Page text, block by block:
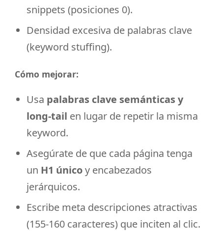
snippets (posiciones 0).
Densidad excesiva de palabras clave
(keyword stuffing).
Cómo mejorar:
Usa palabras clave semánticas y
long-tail en lugar de repetir la misma
keyword.
Asegúrate de que cada página tenga
un H1 únicoy encabezados
jerárquicos.
Escribe meta descripciones atractivas
(155-160 caracteres) que inciten al clic.